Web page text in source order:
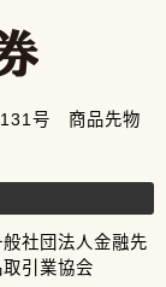
131号 商品先物
社団法人金融先
引業協会